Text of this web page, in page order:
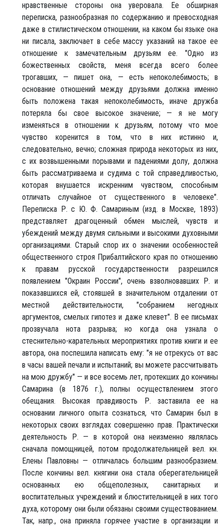
нравственные стороны она уверовала. Ее обширная
переписка, разнообразная по содержанию и превосходная
даже в стилистическом отношении, на каком бы языке она
ни писала, заключает в себе массу указаний на такое ее
отношение к замечательным друзьям ее. "Одно из
божественных свойств, меня всегда всего более
трогавших, — пишет она, — есть непоколебимость; в
основание отношений между друзьями должна именно
быть положена такая непоколебимость, иначе дружба
потеряла бы свое высокое значение; — я не могу
изменяться в отношении к друзьям, потому что мое
чувство коренится в том, что в них истинно и,
следовательно, вечно; сложная природа некоторых из них,
с их возвышенными порывами и падениями долу, должна
быть рассматриваема и судима с той справедливостью,
которая внушается искренним чувством, способным
отличать случайное от существенного в человеке".
Переписка Р. с Ю. Ф. Самариным (изд. в Москве, 1893)
представляет драгоценный обмен мыслей, чувств и
убеждений между двумя сильными и высокими духовными
организациями. Старый спор их о значении особенностей
общественного строя Прибалтийского края по отношению
к правам русской государственности разрешился
появлением "Окраин России", очень взволновавших Р. и
показавшихся ей, стоявшей в значительном отдалении от
местной действительности, "собранием негодных
аргументов, смелых гипотез и даже клевет". В ее письмах
прозвучала нота разрыва; но когда она узнала о
стеснительно-карательных мероприятиях против книги и ее
автора, она поспешила написать ему: "я не отрекусь от вас
в часы вашей печали и испытаний; вы можете рассчитывать
на мою дружбу" — и все восемь лет, протекших до кончины
Самарина (в 1876 г.), полны осуществлением этого
обещания. Высокая правдивость Р. заставила ее на
основании личного опыта сознаться, что Самарин был в
некоторых своих взглядах совершенно прав. Практически
деятельность Р. — в которой она неизменно являлась
сначала помощницей, потом продолжательницей вел. кн.
Елены Павловны — отличалась большим разнообразием.
После кончины вел. княгини она стала оберегательницей
основанных ею общеполезных, санитарных и
воспитательных учреждений и блюстительницей в них того
духа, которому они были обязаны своими существованием.
Так, напр., она приняла горячее участие в организации и